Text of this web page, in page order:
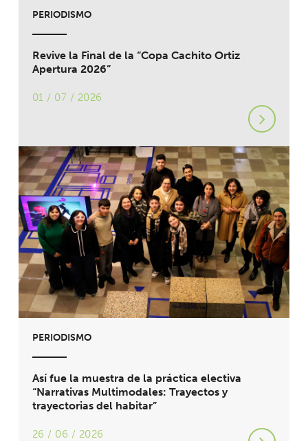
PERIODISMO
Revive la Final de la “Copa Cachito Ortiz
Apertura 2026”
01 / 07 / 2026
PERIODISMO
Así fue la muestra de la práctica electiva
“Narrativas Multimodales: Trayectos y
trayectorias del habitar”
26 / 06 / 2026